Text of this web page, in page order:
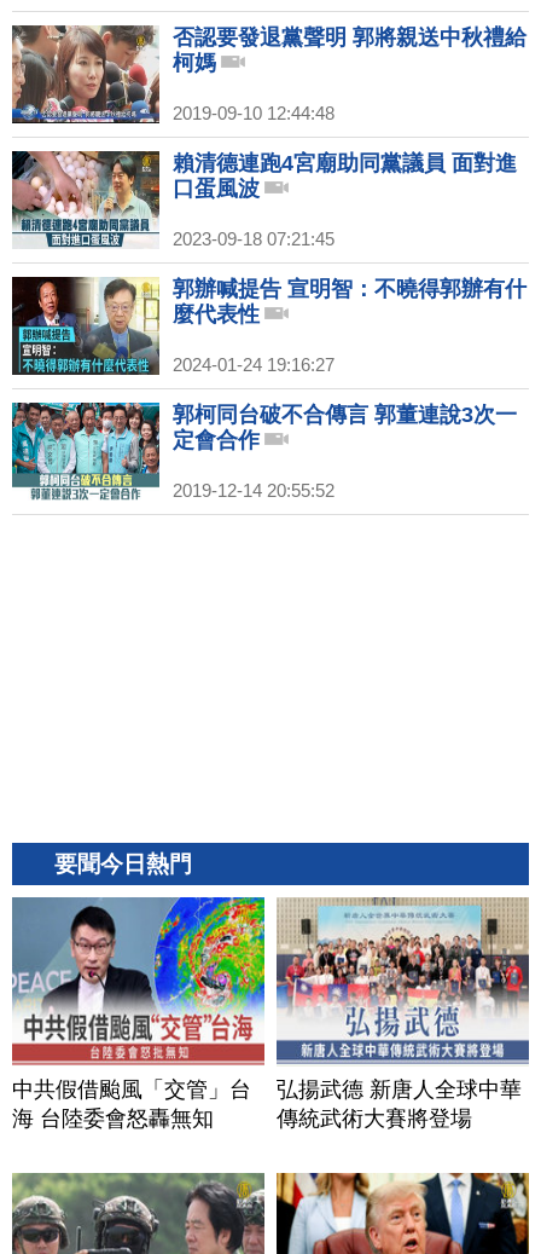
否認要發退黨聲明 郭將親送中秋禮給
柯媽
2019-09-10 12:44:48
賴清德連跑4宮廟助同黨議員 面對進
口蛋風波
2023-09-18 07:21:45
郭辦喊提告 宣明智：不曉得郭辦有什
麼代表性
2024-01-24 19:16:27
郭柯同台破不合傳言 郭董連說3次一
定會合作
2019-12-14 20:55:52
要聞今日熱門
中共假借颱風「交管」台
海 台陸委會怒轟無知
弘揚武德 新唐人全球中華
傳統武術大賽將登場